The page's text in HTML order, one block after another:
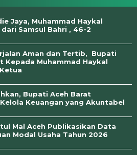
Jaya, Muhammad Haykal
Samsul Bahri , 46-2
Aman dan Tertib, Bupati
Kepada Muhammad Haykal
Bupati Aceh Barat
Keuangan yang Akuntabel
Mal Aceh Publikasikan Data
Modal Usaha Tahun 2026